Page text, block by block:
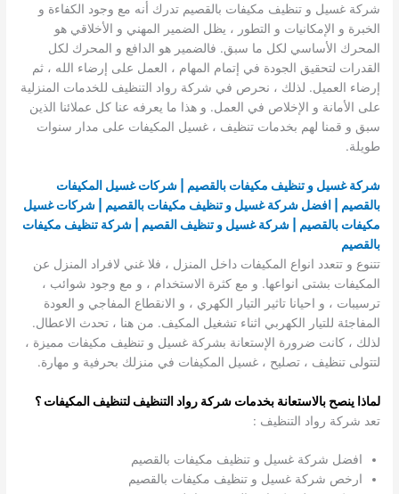
شركة غسيل و تنظيف مكيفات بالقصيم تدرك أنه مع وجود الكفاءة و
الخبرة و الإمكانيات و التطور ، يظل الضمير المهني و الأخلاقي هو
المحرك الأساسي لكل ما سبق. فالضمير هو الدافع و المحرك لكل
القدرات لتحقيق الجودة في إتمام المهام ، العمل على إرضاء الله ، ثم
إرضاء العميل. لذلك ، نحرص في شركة رواد التنظيف للخدمات المنزلية
على الأمانة و الإخلاص في العمل. و هذا ما يعرفه عنا كل عملائنا الذين
سبق و قمنا لهم بخدمات تنظيف ، غسيل المكيفات على مدار سنوات
طويلة.
شركة غسيل و تنظيف مكيفات بالقصيم | شركات غسيل المكيفات
بالقصيم | افضل شركة غسيل و تنظيف مكيفات بالقصيم | شركات غسيل
مكيفات بالقصيم | شركة غسيل و تنظيف القصيم | شركة تنظيف مكيفات
بالقصيم
تتنوع و تتعدد انواع المكيفات داخل المنزل ، فلا غني لافراد المنزل عن
المكيفات بشتى انواعها. و مع كثرة الاستخدام ، و مع وجود شوائب ،
ترسيبات ، و احيانا تاثير التيار الكهري ، و الانقطاع المفاجي و العودة
المفاجئة للتيار الكهربي اثناء تشغيل المكيف. من هنا ، تحدث الاعطال.
لذلك ، كانت ضرورة الإستعانة بشركة غسيل و تنظيف مكيفات مميزة ،
لتتولى تنظيف ، تصليح ، غسيل المكيفات في منزلك بحرفية و مهارة.
لماذا ينصح بالاستعانة بخدمات شركة رواد التنظيف لتنظيف المكيفات ؟
تعد شركة رواد التنظيف :
افضل شركة غسيل و تنظيف مكيفات بالقصيم
ارخص شركة غسيل و تنظيف مكيفات بالقصيم